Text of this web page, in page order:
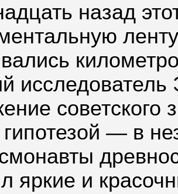
назад
советского
гипотезой — в
яркие и